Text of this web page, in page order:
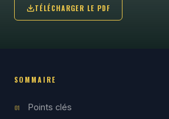
TÉLÉCHARGER LE PDF
SOMMAIRE
01 Points clés